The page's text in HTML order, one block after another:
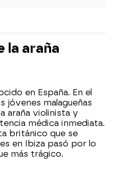
la araña
en España. En el
jóvenes malagueñas
araña violinista y
médica inmediata.
británico que se
en Ibiza pasó por lo
más trágico.